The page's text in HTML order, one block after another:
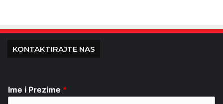
KONTAKTIRAJTE NAS
Ime i Prezime *